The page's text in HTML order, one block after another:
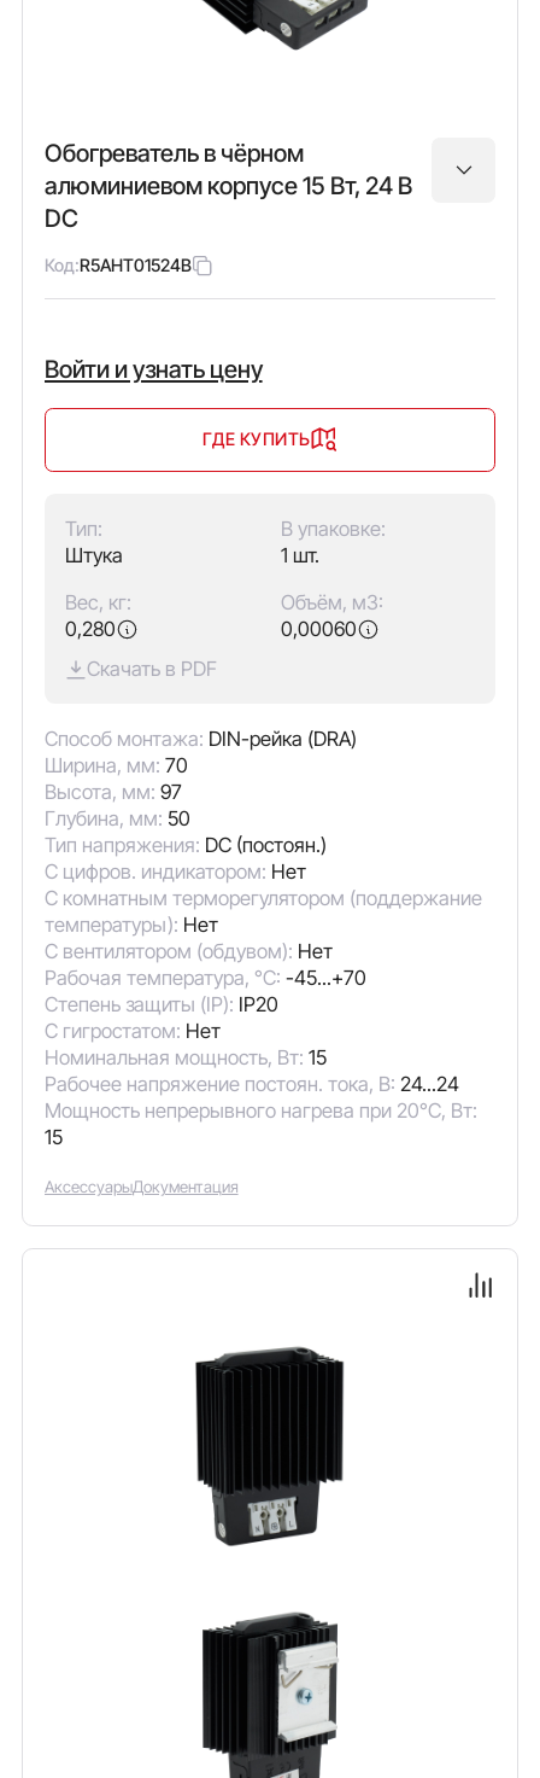
Обогреватель в чёрном
алюминиевом корпусе 15 Вт, 24 В
DC
Код:R5AHT01524B
Войти и узнать цену
ГДЕ КУПИТЬ
Тип:
Штука
В упаковке:
1 шт.
Вес, кг:
0,280
Объём, м3:
0,00060
Скачать в PDF
Способ монтажа: DIN-рейка (DRA)
Ширина, мм: 70
Высота, мм: 97
Глубина, мм: 50
Тип напряжения: DC (постоян.)
С цифров. индикатором: Нет
С комнатным терморегулятором (поддержание
температуры): Нет
С вентилятором (обдувом): Нет
Рабочая температура, °C: -45...+70
Степень защиты (IP): IP20
С гигростатом: Нет
Номинальная мощность, Вт: 15
Рабочее напряжение постоян. тока, В: 24...24
Мощность непрерывного нагрева при 20°C, Вт:
15
АксессуарыДокументация